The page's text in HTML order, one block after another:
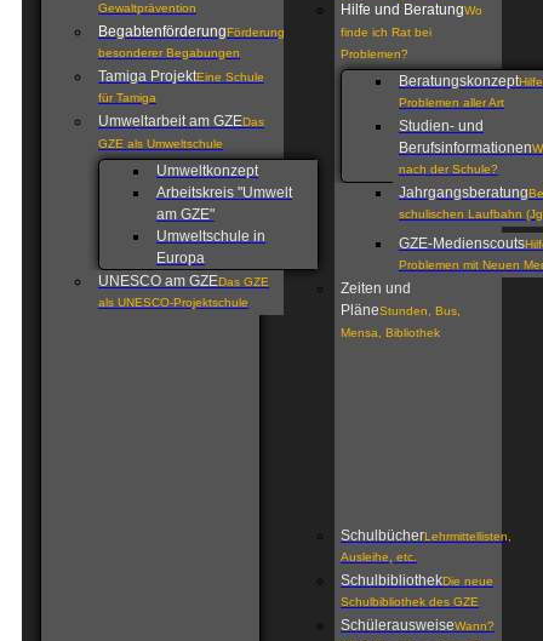
Gewaltprävention
BegabtenförderungFörderung
besonderer Begabungen
Tamiga ProjektEine Schule
für Tamiga
Umweltarbeit am GZEDas
GZE als Umweltschule
Umweltkonzept
Arbeitskreis "Umwelt
am GZE"
Umweltschule in
Europa
UNESCO am GZEDas GZE
als UNESCO-Projektschule
Hilfe und BeratungWo
finde ich Rat bei
Problemen?
Beratungskonzept
Problemen aller Art
Studien- und
Berufsinformationen
nach der Schule?
Jahrgangsberatung
schulischen Laufbahn
GZE-Medienscouts
Problemen mit Neuen
Zeiten und
PläneStunden, Bus,
Mensa, Bibliothek
SchulbücherLehrmittellisten,
Ausleihe, etc.
SchulbibliothekDie neue
Schulbibliothek des GZE
SchülerausweiseWann?